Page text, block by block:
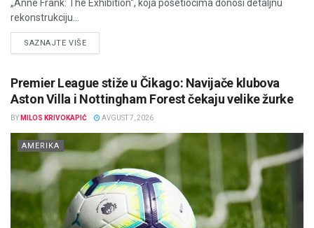
„Anne Frank: The Exhibition“, koja posetiocima donosi detaljnu
rekonstrukciju...
SAZNAJTE VIŠEDETAILS
Premier League stiže u Čikago: Navijače klubova
Aston Villa i Nottingham Forest čekaju velike žurke
BY MILOS KRIVOKAPIĆ AVGUST 7, 2026
AMERIKA